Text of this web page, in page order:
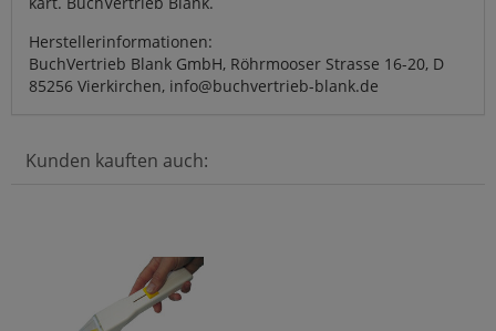
Herstellerinformationen:
BuchVertrieb Blank GmbH, Röhrmooser Strasse 16-20, D
85256 Vierkirchen, info@buchvertrieb-blank.de
Kunden kauften auch: